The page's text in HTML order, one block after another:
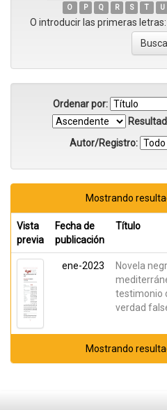
O
P Q R S T U
O introducir las primeras letras:
Ordenar por:
Autor/Registro:
Mostrando
Vista
previa
Fecha de
publicación
Título
ene-2023
Novela
testimonio
verdad
Mostrando